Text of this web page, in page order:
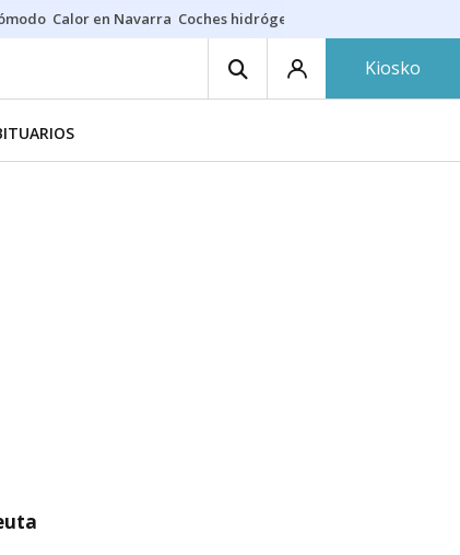
Calor en Navarra Coches hidrógeno
Kiosko